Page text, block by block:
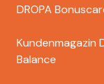
Footer
dropa
DROPA
Kundenmagazin
Balance